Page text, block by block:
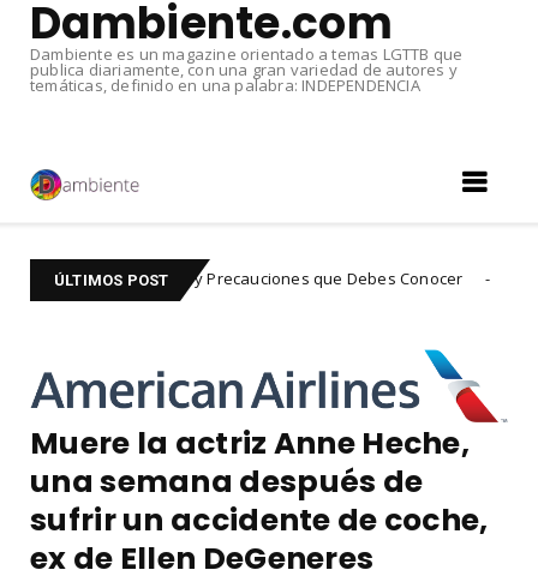
Dambiente.com
Dambiente es un magazine orientado a temas LGTTB que
publica diariamente, con una gran variedad de autores y
temáticas, definido en una palabra: INDEPENDENCIA
ÚLTIMOS POST
y Precauciones que Debes Conocer experiencias
Muere la actriz Anne Heche,
una semana después de
sufrir un accidente de coche,
ex de Ellen DeGeneres